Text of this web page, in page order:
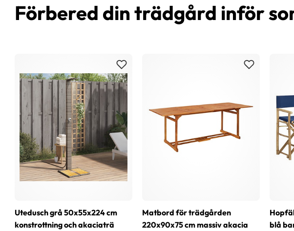
Förbered din trädgård inför
Utedusch grå 50x55x224 cm
konstrottning och akaciaträ
Matbord för trädgården
220x90x75 cm massiv akacia
blå